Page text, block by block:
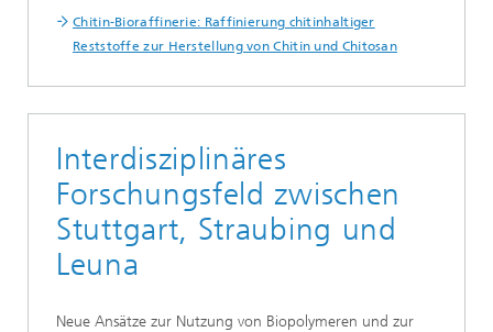
Chitin-Bioraffinerie: Raffinierung chitinhaltiger
Reststoffe zur Herstellung von Chitin und Chitosan
Interdisziplinäres
Forschungsfeld zwischen
Stuttgart, Straubing und
Leuna
Neue Ansätze zur Nutzung von Biopolymeren und zur